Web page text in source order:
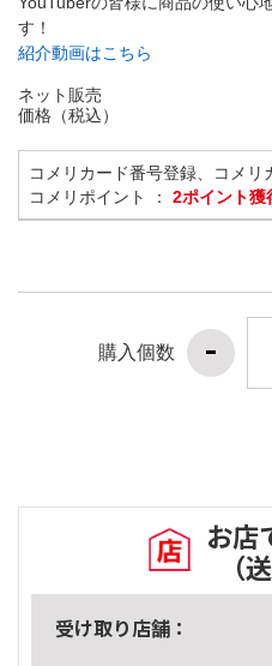
す！
紹介動画はこちら
ネット販売
価格（税込）
コメリカード番号登録、コメリ
コメリポイント ： 2ポイント獲
購入個数
お店
（
受け取り店舗：